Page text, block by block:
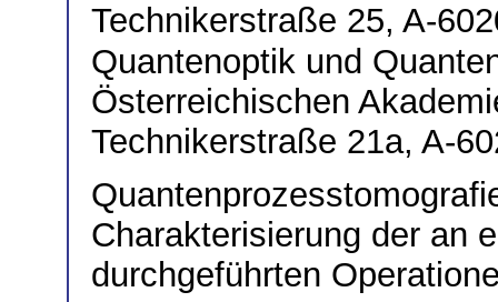
Technikerstraße 25, A-
Quantenoptik und
Österreichischen
Technikerstraße 21a, A-
Charakterisierung der an
durchgeführten